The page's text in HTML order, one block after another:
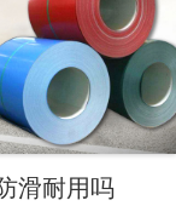
滑耐用吗